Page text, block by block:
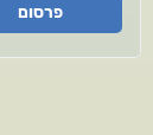
פרסום